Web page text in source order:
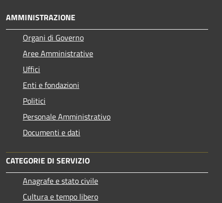
AMMINISTRAZIONE
Organi di Governo
Aree Amministrative
Uffici
Enti e fondazioni
Politici
Personale Amministrativo
Documenti e dati
CATEGORIE DI SERVIZIO
Anagrafe e stato civile
Cultura e tempo libero